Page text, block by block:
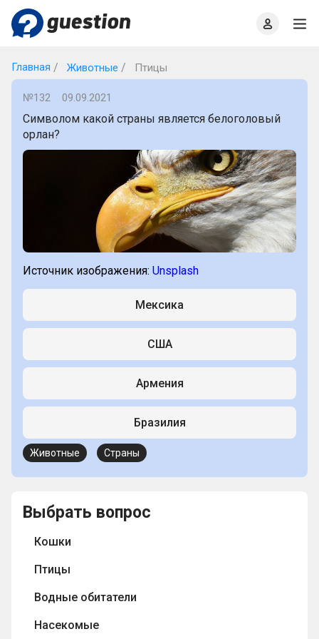
Главная Животные Птицы
№132 09.09.2021
Символом какой страны является белоголовый
орлан?
Источник изображения: Unsplash
Мексика
США
Армения
Бразилия
Животные Страны
Выбрать вопрос
Кошки
Птицы
Водные обитатели
Насекомые